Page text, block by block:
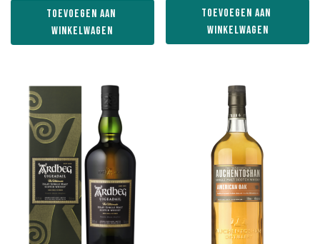
Toevoegen aan
winkelwagen
€32,99.€30,99.
Toevoegen aan
winkelwagen